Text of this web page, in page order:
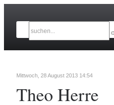
Mittwoch, 28 August 2013 14:54
Theo Herre